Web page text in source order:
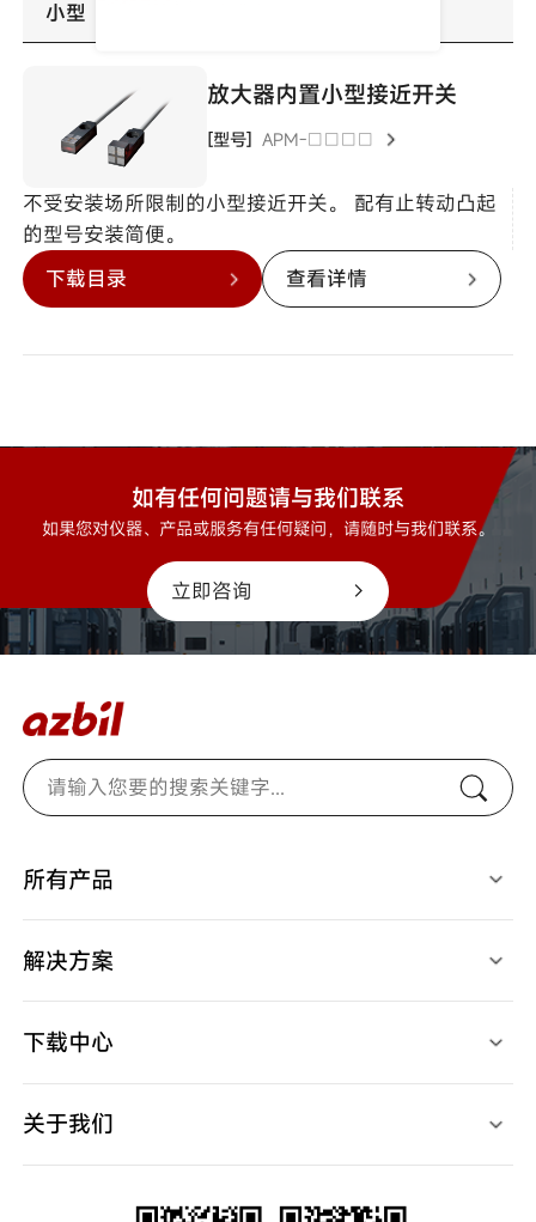
小型
放大器内置小型接近开关
[型号] APM-□□□□
不受安装场所限制的小型接近开关。 配有止转动凸起
的型号安装简便。
下载目录
查看详情
如有任何问题请与我们联系
如果您对仪器、产品或服务有任何疑问，请随时与我们联系。
立即咨询
所有产品
检测、识别用传感器
限位开关
开关/传感器配件
记录仪
马达/执行器/控制阀
解决方案
视频中心
下载中心
产品规格书
产品软件
产品CAD
关于我们
宣传视频